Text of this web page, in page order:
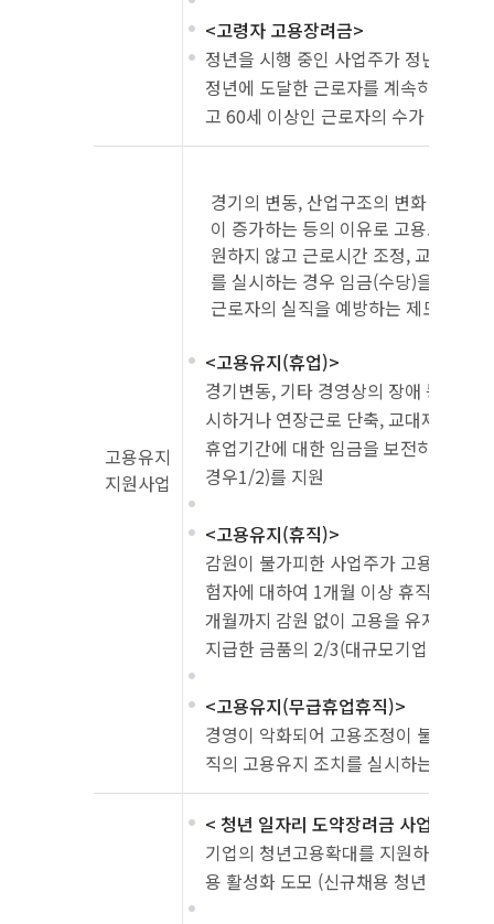
<고령자 고용장려금>
정년을 시행 중인 사업주가 정년을 연
정년에 도달한 근로자를 계속하여 고
고 60세 이상인 근로자의 수가 증가하
고용유지
지원사업
경기의 변동, 산업구조의 변화 등으로
이 증가하는 등의 이유로 고용조정이
원하지 않고 근로시간 조정, 교대제
를 실시하는 경우 임금(수당)을 지원
근로자의 실직을 예방하는 제도
<고용유지(휴업)>
경기변동, 기타 경영상의 장애 등으로
시하거나 연장근로 단축, 교대제 개편
휴업기간에 대한 임금을 보전하였다
경우1/2)를 지원
<고용유지(휴직)>
감원이 불가피한 사업주가 고용보험
험자에 대하여 1개월 이상 휴직을 실
개월까지 감원 없이 고용을 유지하는
지급한 금품의 2/3(대규모기업 1/2)를
<고용유지(무급휴업휴직)>
경영이 악화되어 고용조정이 불가피한
직의 고용유지 조치를 실시하는 경우
< 청년 일자리 도약장려금 사업>
기업의 청년고용확대를 지원하고 취
용 활성화 도모 (신규채용 청년 1인당